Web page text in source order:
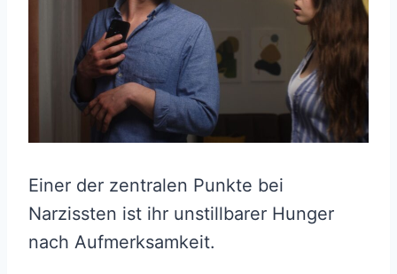
Einer der zentralen Punkte bei
Narzissten ist ihr unstillbarer Hunger
nach Aufmerksamkeit.